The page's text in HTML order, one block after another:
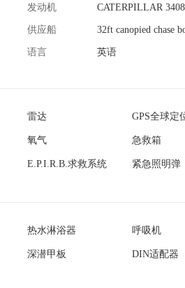
发动机 CATERPILLAR
供应船 32ft canopied chase
语言 英语
雷达 GPS全球定
氧气 急救箱
E.P.I.R.B.求救系统 紧急照明弹
热水淋浴器 呼吸机
深潜甲板 DIN适配器